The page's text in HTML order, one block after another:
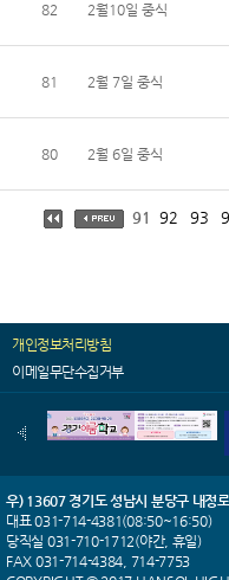
82 2월10일 중식
81 2월 7일 중식
80 2월 6일 중식
91 92 93
개인정보처리방침
이메일무단수집거부
우) 13607 경기도 성남시 분당구 내정
대표 031-714-4381(08:50~16:50)
당직실 031-710-1712(야간, 휴일)
FAX 031-714-4384, 714-7753